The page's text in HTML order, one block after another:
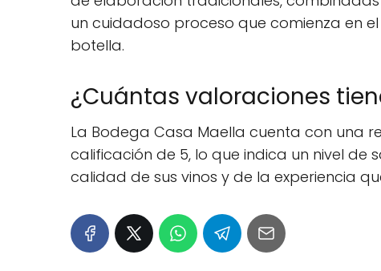
un cuidadoso proceso que comienza en
botella.
¿Cuántas valoraciones
La Bodega Casa Maella cuenta con una
calificación de 5, lo que indica un nivel de
calidad de sus vinos y de la experiencia